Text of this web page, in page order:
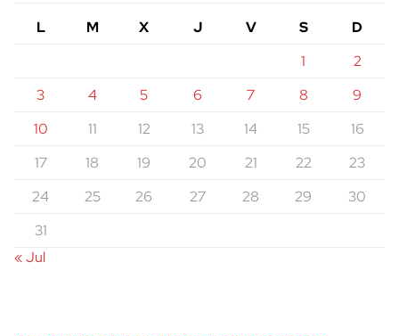
L
M X J V S
D
1
2
3
4 5 6 7 8
9
10
11 12 13 14 15
16
17
18 19 20 21 22
23
24
25 26 27 28 29
30
31
« Jul